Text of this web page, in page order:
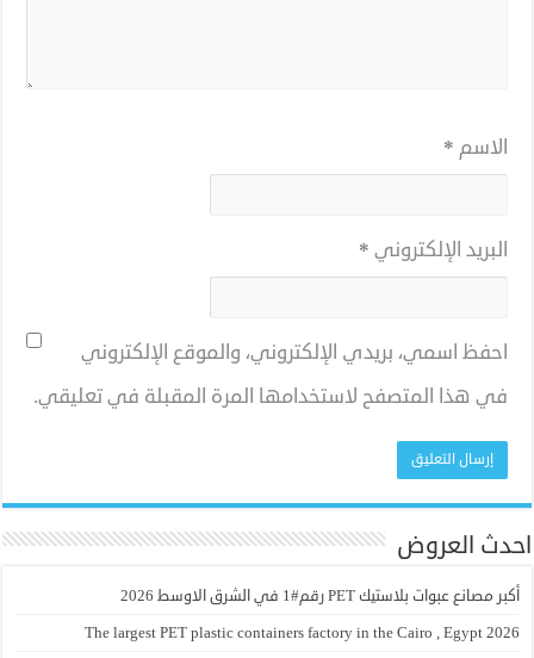
الاسم *
البريد الإلكتروني *
احفظ اسمي، بريدي الإلكتروني، والموقع الإلكتروني
في هذا المتصفح لاستخدامها المرة المقبلة في تعليقي.
احدث العروض
أكبر مصانع عبوات بلاستيك PET رقم#1 في الشرق الاوسط 2026
The largest PET plastic containers factory in the Cairo , Egypt 2026